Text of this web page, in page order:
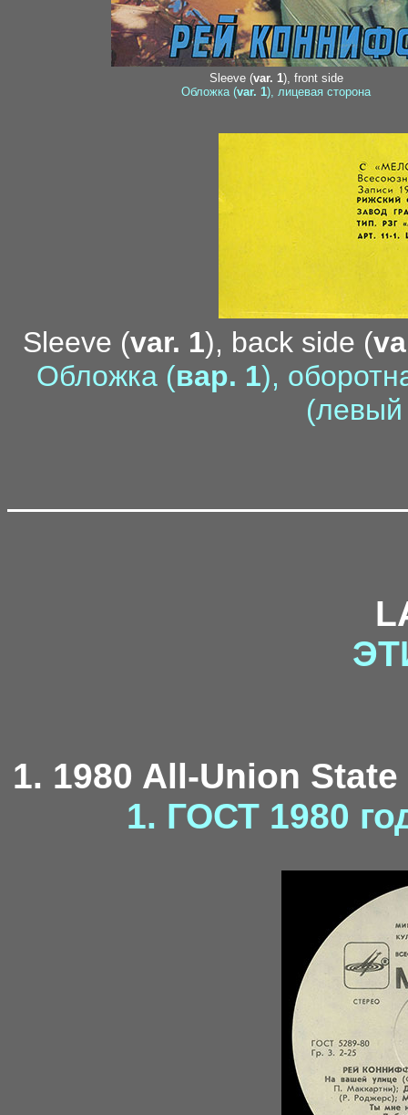
Sleeve (var. 1), front side
Обложка (var. 1), лицевая сторона
Sleeve (var. 1), back side (
Обложка (вар. 1),
(левый
1. 1980 All-Union
1. ГОСТ 1980